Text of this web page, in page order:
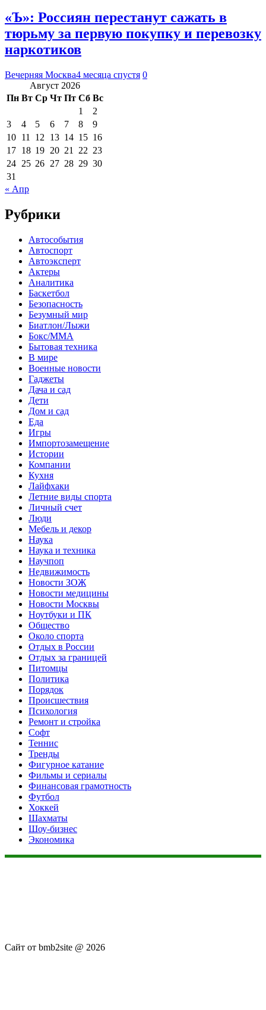
«Ъ»: Россиян перестанут сажать в
тюрьму за первую покупку и перевозку
наркотиков
Вечерняя Москва4 месяца спустя 0
Август 2026
Пн Вт Ср Чт Пт Сб Вс
1
2
3
4 5 6 7 8
9
10 11 12 13 14 15 16
17 18 19 20 21 22 23
24 25 26 27 28 29 30
31
« Апр
Рубрики
Автособытия
Автоспорт
Автоэксперт
Актеры
Аналитика
Баскетбол
Безопасность
Безумный мир
Биатлон/Лыжи
Бокс/MMA
Бытовая техника
В мире
Военные новости
Гаджеты
Дача и сад
Дети
Дом и сад
Еда
Игры
Импортозамещение
Истории
Компании
Кухня
Лайфхаки
Летние виды спорта
Личный счет
Люди
Мебель и декор
Наука
Наука и техника
Научпоп
Недвижимость
Новости ЗОЖ
Новости медицины
Новости Москвы
Ноутбуки и ПК
Общество
Около спорта
Отдых в России
Отдых за границей
Питомцы
Политика
Порядок
Происшествия
Психология
Ремонт и стройка
Софт
Теннис
Тренды
Фигурное катание
Фильмы и сериалы
Финансовая грамотность
Футбол
Хоккей
Шахматы
Шоу-бизнес
Экономика
Сайт от bmb2site @ 2026